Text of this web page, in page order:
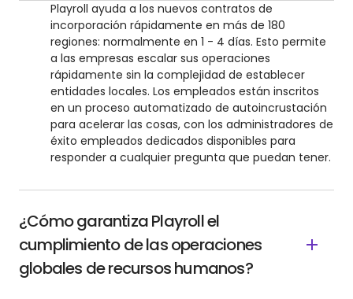
Playroll ayuda a los nuevos contratos de
incorporación rápidamente en más de 180
regiones: normalmente en 1 - 4 días. Esto permite
a las empresas escalar sus operaciones
rápidamente sin la complejidad de establecer
entidades locales. Los empleados están inscritos
en un proceso automatizado de autoincrustación
para acelerar las cosas, con los administradores de
éxito empleados dedicados disponibles para
responder a cualquier pregunta que puedan tener.
¿Cómo garantiza Playroll el
cumplimiento de las operaciones
globales de recursos humanos?